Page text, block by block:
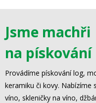
Jsme machři
na pískování
Provádíme pískování log,
keramiku či kovy. Nabízíme
víno, skleničky na víno,